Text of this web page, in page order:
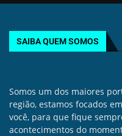
SAIBA QUEM SOMOS
Somos um dos maiores
região, estamos focados
você, para que fique
acontecimentos do